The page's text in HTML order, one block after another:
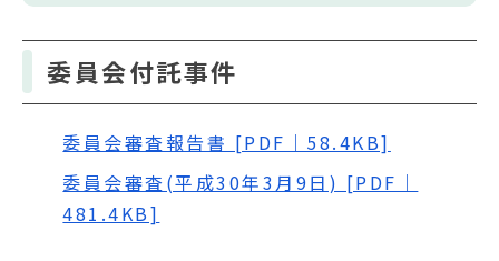
委員会付託事件
委員会審査報告書 [PDF｜58.4KB]
委員会審査(平成30年3月9日) [PDF｜
481.4KB]